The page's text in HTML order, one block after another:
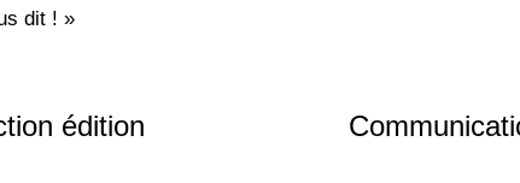
dit ! »
édition